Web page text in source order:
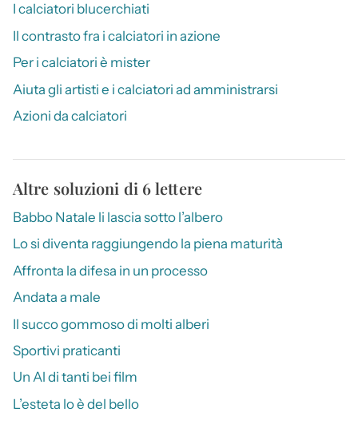
I calciatori blucerchiati
Il contrasto fra i calciatori in azione
Per i calciatori è mister
Aiuta gli artisti e i calciatori ad amministrarsi
Azioni da calciatori
Altre soluzioni di 6 lettere
Babbo Natale li lascia sotto l’albero
Lo si diventa raggiungendo la piena maturità
Affronta la difesa in un processo
Andata a male
Il succo gommoso di molti alberi
Sportivi praticanti
Un Al di tanti bei film
L’esteta lo è del bello